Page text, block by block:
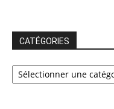
CATÉGORIES
CATÉGORIES